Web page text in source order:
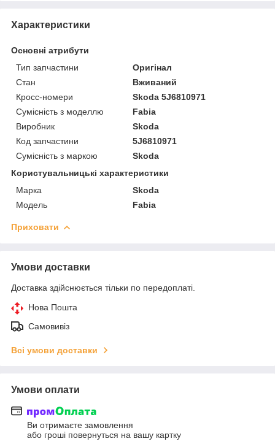
Характеристики
Основні атрибути
Тип запчастини
Оригінал
Стан
Вживаний
Кросс-номери
Skoda 5J6810971
Сумісність з моделлю
Fabia
Виробник
Skoda
Код запчастини
5J6810971
Сумісність з маркою
Skoda
Користувальницькі характеристики
Марка
Skoda
Модель
Fabia
Приховати
Умови доставки
Доставка здійснюється тільки по передоплаті.
Нова Пошта
Самовивіз
Всі умови доставки
Умови оплати
Ви отримаєте замовлення
або гроші повернуться на вашу картку